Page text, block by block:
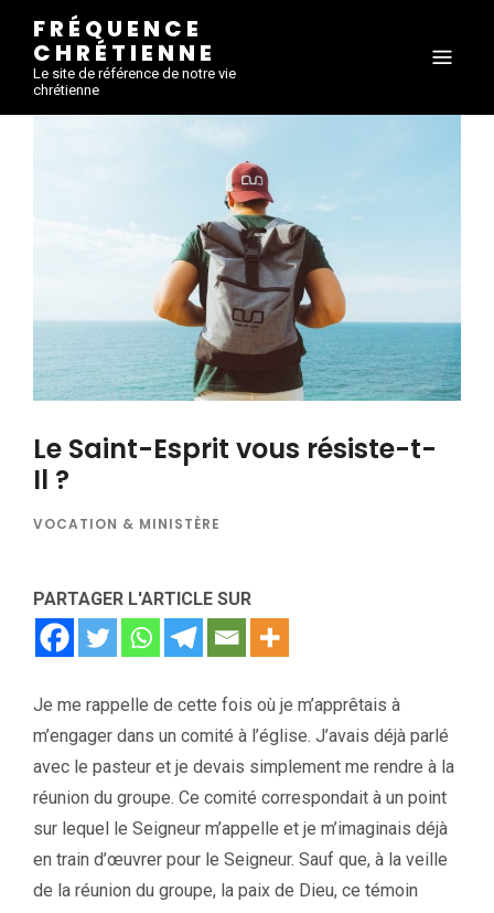
FRÉQUENCE
CHRÉTIENNE
Le site de référence de notre vie
chrétienne
Le Saint-Esprit vous résiste-t-
Il ?
VOCATION & MINISTÈRE
PARTAGER L'ARTICLE SUR
Je me rappelle de cette fois où je m’apprêtais à
m’engager dans un comité à l’église. J’avais déjà parlé
avec le pasteur et je devais simplement me rendre à la
réunion du groupe. Ce comité correspondait à un point
sur lequel le Seigneur m’appelle et je m’imaginais déjà
en train d’œuvrer pour le Seigneur. Sauf que, à la veille
de la réunion du groupe, la paix de Dieu, ce témoin